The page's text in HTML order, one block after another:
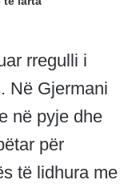
rregulli i
Në Gjermani
në pyje dhe
për
të lidhura me